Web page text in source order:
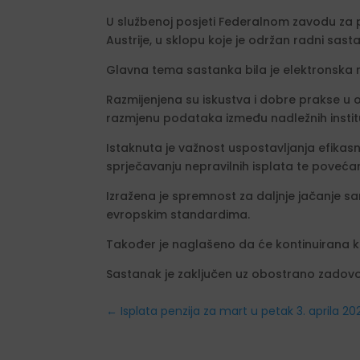
U službenoj posjeti Federalnom zavodu
Austrije, u sklopu koje je održan radni
Glavna tema sastanka bila je elektronska
Razmijenjena su iskustva i dobre prakse
razmjenu podataka između nadležnih
Istaknuta je važnost uspostavljanja
sprječavanju nepravilnih isplata te
Izražena je spremnost za daljnje jačanje
evropskim standardima.
Također je naglašeno da će kontinuirana
Sastanak je zaključen uz obostrano
← Isplata penzija za mart u petak 3. aprila